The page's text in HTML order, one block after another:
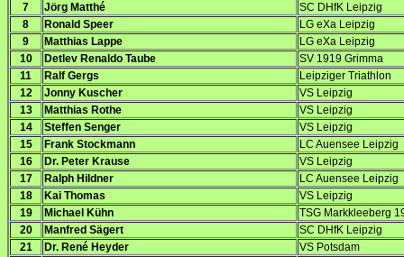
7
Jörg Matthé
SC DHfK Leipzig
8
Ronald Speer
LG eXa Leipzig
9
Matthias Lappe
LG eXa Leipzig
10
Detlev Renaldo Taube
SV 1919 Grimma
11
Ralf Gergs
Leipziger Triathlon
12
Jonny Kuscher
VS Leipzig
13
Matthias Rothe
VS Leipzig
14
Steffen Senger
VS Leipzig
15
Frank Stockmann
LC Auensee Leipzig
16
Dr. Peter Krause
VS Leipzig
17
Ralph Hildner
LC Auensee Leipzig
18
Kai Thomas
VS Leipzig
19
Michael Kühn
TSG Markkleeberg
20
Manfred Sägert
SC DHfK Leipzig
21
Dr. René Heyder
VS Potsdam